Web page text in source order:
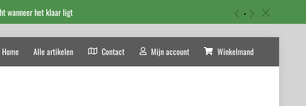
wanneer het klaar ligt c
Home Alle artikelen Contact Mijn account Winkelmand